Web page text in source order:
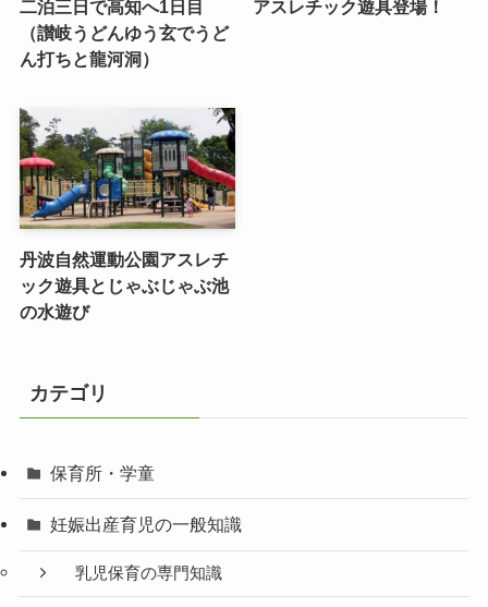
二泊三日で高知へ1日目
（讃岐うどんゆう玄でうど
ん打ちと龍河洞）
アスレチック遊具登場！
丹波自然運動公園アスレチ
ック遊具とじゃぶじゃぶ池
の水遊び
カテゴリ
保育所・学童
妊娠出産育児の一般知識
乳児保育の専門知識